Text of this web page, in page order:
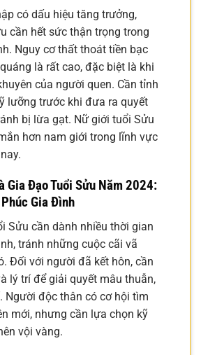
có dấu hiệu tăng trưởng,
cần hết sức thận trọng trong
Nguy cơ thất thoát tiền bạc
là rất cao, đặc biệt là khi
của người quen. Cần tỉnh
lưỡng trước khi đưa ra quyết
bị lừa gạt. Nữ giới tuổi Sửu
hơn nam giới trong lĩnh vực
Gia Đạo Tuổi Sửu Năm 2024:
Gia Đình
Sửu cần dành nhiều thời gian
tránh những cuộc cãi vã
Đối với người đã kết hôn, cần
lý trí để giải quyết mâu thuẫn,
Người độc thân có cơ hội tìm
mới, nhưng cần lựa chọn kỹ
vội vàng.